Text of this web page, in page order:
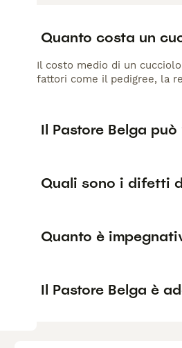
Quanto costa un
Il costo medio di un
fattori come il pedigree, la
Il Pastore Belga
Quali sono i difetti
Quanto è
Il Pastore Belga è